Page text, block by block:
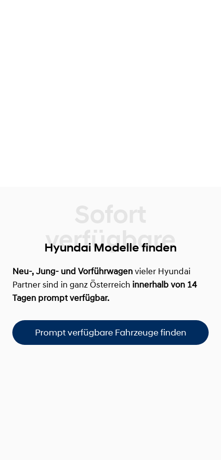
Hyundai Modelle finden
Neu-, Jung- und Vorführwagen vieler Hyundai
Partner sind in ganz Österreich innerhalb von 14
Tagen prompt verfügbar.
Prompt verfügbare Fahrzeuge finden